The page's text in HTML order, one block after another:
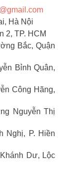
Hà Nội
2, TP. HCM
Bắc, Quận
Bỉnh Quân,
Công Hãng,
Nguyễn Thị
Nghị, P. Hiền
Dư, Lộc